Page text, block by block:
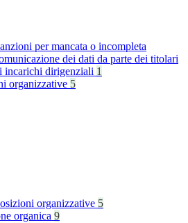
per mancata o incompleta
dei dati da parte dei titolari
incarichi dirigenziali 1
organizzative 5
organizzative 5
organica 9